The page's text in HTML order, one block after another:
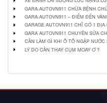
GARA AUTOVN911 CHỮA BỆNH
GARA AUTOVN911 – ĐIỂM ĐẾN
GARAGE AUTOVN911 CHỈ CÓ 1 ĐỊA
GARA AUTOVN911 CHUYÊN SỬA
CẦN LÀM GÌ KHI Ô TÔ NGẬP NƯỚC
LÝ DO CẦN THAY CỤM MOAY Ơ ?